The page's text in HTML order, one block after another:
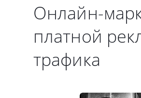
Онлайн-
платной
трафика